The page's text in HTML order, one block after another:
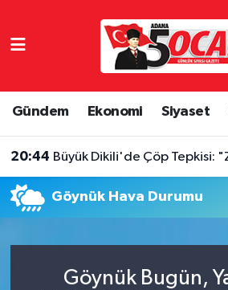
Gündem Ekonomi Siyaset
20:44 Büyük Dikili'de Çöp Tepkisi:
Göynük Hava Durumu
Göynük Bugün,
Adana Nöbetçi Eczaneler